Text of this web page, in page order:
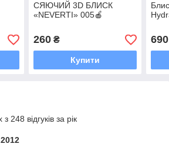
СЯЮЧИЙ 3D БЛИСК
«NEVERTI» 005🍎⠀
260₴
Купити
690
248 відгуків за рік